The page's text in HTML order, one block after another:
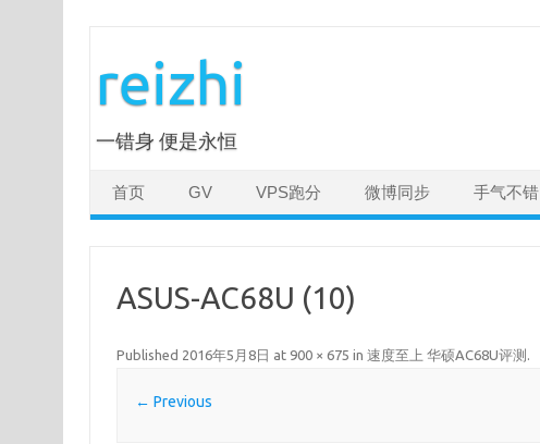
reizhi
一错身 便是永恒
首页 GV VPS跑分 微博同步 手气不错
ASUS-AC68U (10)
Published 2016年5月8日 at 900 × 675 in 速度至上 华硕AC68U评测 .
← Previous